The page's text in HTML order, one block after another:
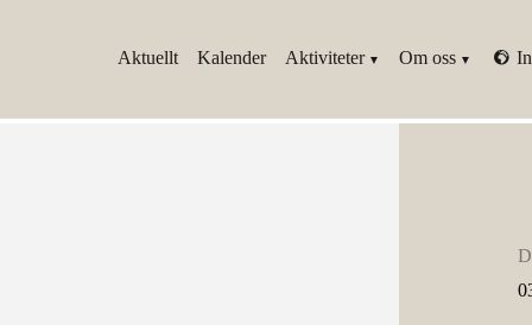
Aktuellt Kalender Aktiviteter Om oss